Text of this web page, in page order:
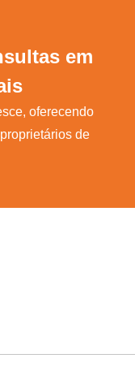
em
oferecendo
de